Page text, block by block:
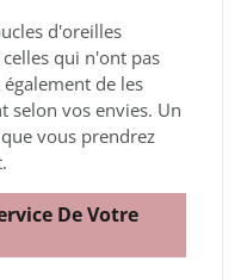
d'oreilles
qui n'ont pas
de les
selon vos envies. Un
vous prendrez
De Votre